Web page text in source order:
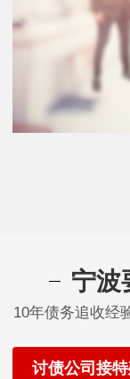
宁波
10年债务追收经
讨债公司接特